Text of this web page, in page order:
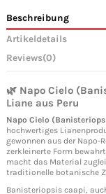
Beschreibung
Artikeldetails
Reviews(0)
🌿 Napo Cielo
Liane aus Peru
Napo Cielo
hochwertiges
gewonnen aus der Napo-
zerkleinerte Form
macht das Material
traditionelle botanische
Banisteriopsis caapi,